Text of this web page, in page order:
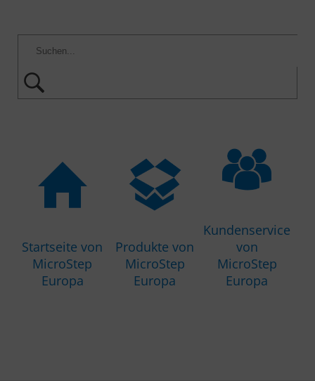
Startseite von
MicroStep
Europa
Produkte von
MicroStep
Europa
Kundenservice
von
MicroStep
Europa